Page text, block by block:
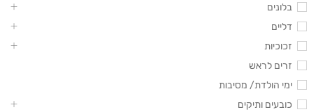
בלונים
דליים
זכוכיות
זרים לראש
ימי הולדת/ מסיבות
כובעים ותיקים